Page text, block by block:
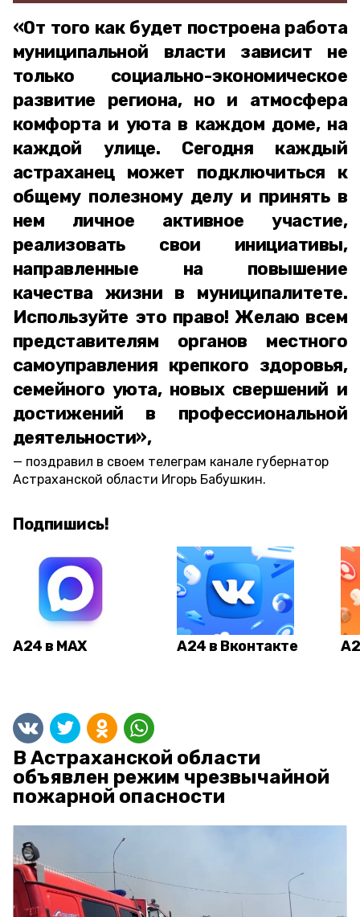
«От того как будет построена работа
муниципальной власти зависит не
только социально-экономическое
развитие региона, но и атмосфера
комфорта и уюта в каждом доме, на
каждой улице. Сегодня каждый
астраханец может подключиться к
общему полезному делу и принять в
нем личное активное участие,
реализовать свои инициативы,
направленные на повышение
качества жизни в муниципалитете.
Используйте это право! Желаю всем
представителям органов местного
самоуправления крепкого здоровья,
семейного уюта, новых свершений и
достижений в профессиональной
деятельности»,
поздравил в своем телеграм канале губернатор
Астраханской области Игорь Бабушкин.
Подпишись!
А24 в MAX А24 в Вконтакте
В Астраханской области
объявлен режим чрезвычайной
пожарной опасности